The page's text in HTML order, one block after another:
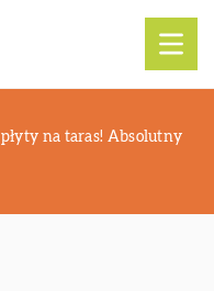
na taras! Absolutny